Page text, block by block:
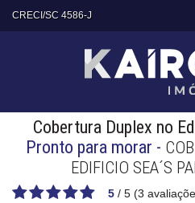
CRECI/SC 4586-J
Cobertura Duplex no
Pronto para morar -
EDIFICIO SEA´S
5 / 5 (3